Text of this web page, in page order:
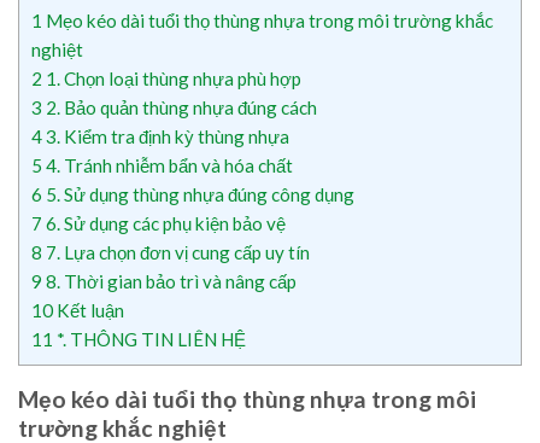
1 Mẹo kéo dài tuổi thọ thùng nhựa trong môi trường khắc
nghiệt
2 1. Chọn loại thùng nhựa phù hợp
3 2. Bảo quản thùng nhựa đúng cách
43. Kiểm tra định kỳ thùng nhựa
5 4. Tránh nhiễm bẩn và hóa chất
6 5. Sử dụng thùng nhựa đúng công dụng
7 6. Sử dụng các phụ kiện bảo vệ
8 7. Lựa chọn đơn vị cung cấp uy tín
9 8. Thời gian bảo trì và nâng cấp
10 Kết luận
11 *. THÔNG TIN LIÊN HỆ
Mẹo kéo dài tuổi thọ thùng nhựa trong môi
trường khắc nghiệt